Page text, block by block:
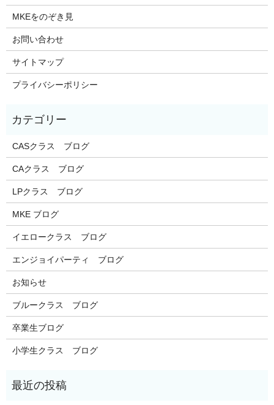
MKEをのぞき見
お問い合わせ
サイトマップ
プライバシーポリシー
CASクラス ブログ
CAクラス ブログ
LPクラス ブログ
MKE ブログ
イエロークラス ブログ
エンジョイパーティ ブログ
お知らせ
ブルークラス ブログ
卒業生ブログ
小学生クラス ブログ